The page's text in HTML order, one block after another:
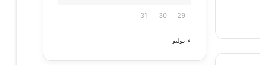
29
30
31
« يوليو